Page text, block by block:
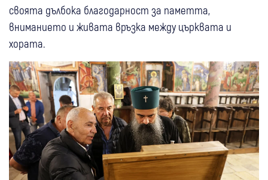
своята дълбока благодарност за паметта,
вниманието и живата връзка между църквата и
хората.